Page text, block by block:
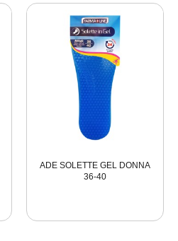
ADE SOLETTE GEL DONNA
36-40